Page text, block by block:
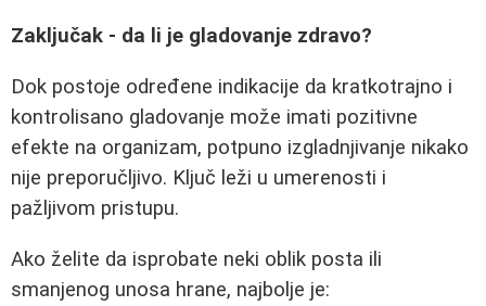
Zaključak - da li je gladovanje zdravo?
Dok postoje određene indikacije da kratkotrajno i
kontrolisano gladovanje može imati pozitivne
efekte na organizam, potpuno izgladnjivanje nikako
nije preporučljivo. Ključ leži u umerenosti i
pažljivom pristupu.
Ako želite da isprobate neki oblik posta ili
smanjenog unosa hrane, najbolje je: